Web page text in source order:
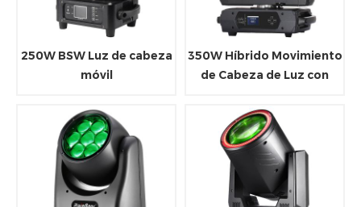
250W BSW Luz de cabeza
móvil
350W Híbrido Movimiento
de Cabeza de Luz con